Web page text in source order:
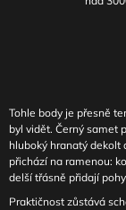
Tohle body je přesně
byl vidět. Černý samet
hluboký hranatý dekolt
přichází na ramenou:
delší třásně přidají
Praktičnost zůstává